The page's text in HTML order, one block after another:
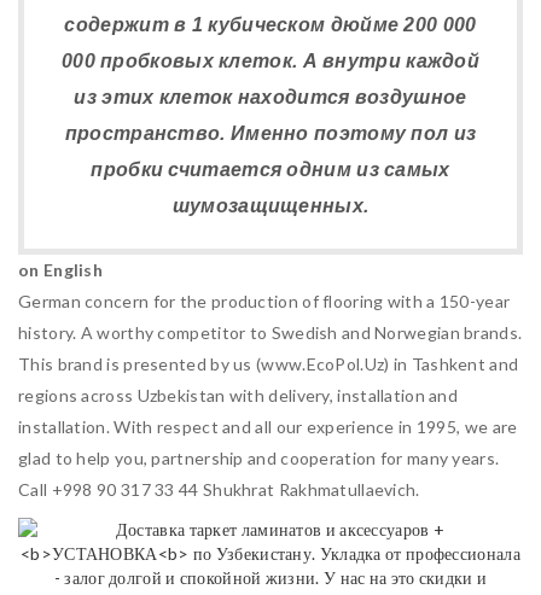
содержит в 1 кубическом дюйме 200 000
000 пробковых клеток. А внутри каждой
из этих клеток находится воздушное
пространство. Именно поэтому пол из
пробки считается одним из самых
шумозащищенных.
on English
German concern for the production of flooring with a 150-year
history. A worthy competitor to Swedish and Norwegian brands.
This brand is presented by us (www.EcoPol.Uz) in Tashkent and
regions across Uzbekistan with delivery, installation and
installation. With respect and all our experience in 1995, we are
glad to help you, partnership and cooperation for many years.
Call +998 90 317 33 44 Shukhrat Rakhmatullaevich.